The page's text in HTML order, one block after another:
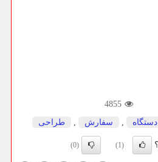
4855
دستگاه سفارش طراحی
(1)
(0)